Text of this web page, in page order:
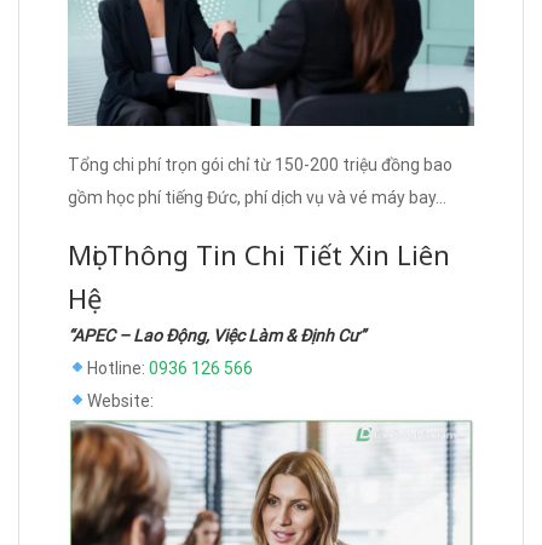
Tổng chi phí trọn gói chỉ từ 150-200 triệu đồng bao
gồm học phí tiếng Đức, phí dịch vụ và vé máy bay…
Mọi Thông Tin Chi Tiết Xin Liên
Hệ
“APEC – Lao Động, Việc Làm & Định Cư”
Hotline: 0936 126 566
Website: